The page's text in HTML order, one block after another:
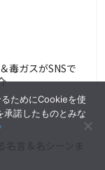
毒ガスがSNSで
名言＆名シーンま
ためにCookieを使
諾したものとみな